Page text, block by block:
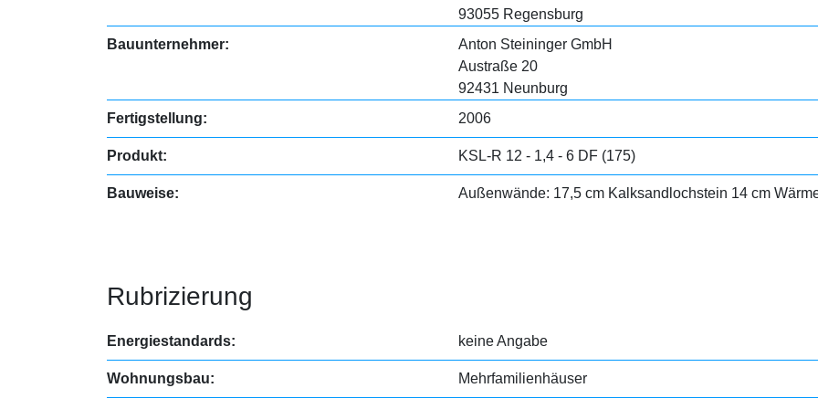
93055 Regensburg
Bauunternehmer:
Anton Steininger GmbH
Austraße 20
92431 Neunburg
Fertigstellung:
2006
Produkt: KSL-R 12 - 1,4 - 6 DF (175)
Bauweise: Außenwände: 17,5 cm Kalksandlochstein 14 cm
Rubrizierung
Energiestandards: keine Angabe
Wohnungsbau: Mehrfamilienhäuser